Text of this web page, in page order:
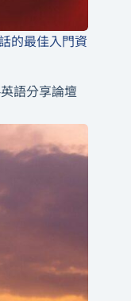
的最佳入門資
語分享論壇